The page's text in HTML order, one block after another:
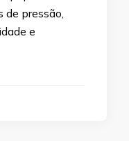
de pressão,
e